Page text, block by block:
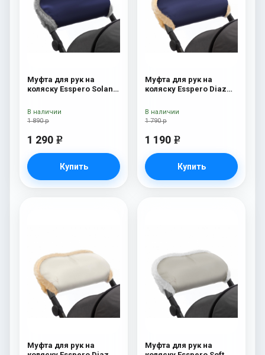
Муфта для рук на
коляску Esspero Solana
Deep Ocean
1 890 р
1 290 e
Купить
В наличии
Муфта для рук на
коляску Esspero Diaz
Navy
1 790 р
1 190 e
Купить
В наличии
Муфта для рук на
Муфта для рук на